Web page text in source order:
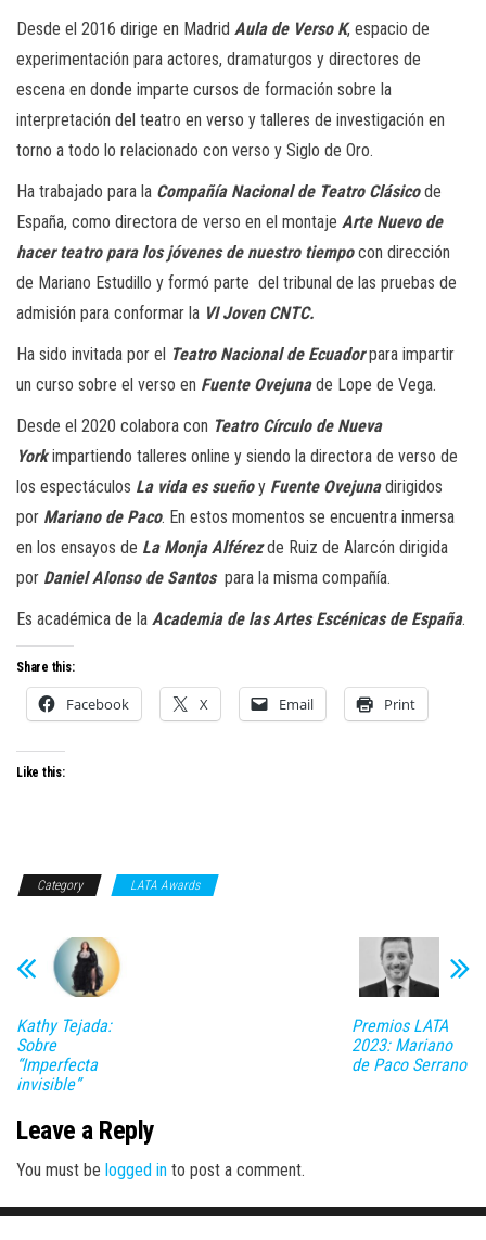
Desde el 2016 dirige en Madrid Aula de Verso K, espacio de
experimentación para actores, dramaturgos y directores de
escena en donde imparte cursos de formación sobre la
interpretación del teatro en verso y talleres de investigación en
torno a todo lo relacionado con verso y Siglo de Oro.
Ha trabajado para la Compañía Nacional de Teatro Clásicode
España, como directora de verso en el montaje Arte Nuevo de
hacer teatro para los jóvenes de nuestro tiempo con dirección
de Mariano Estudillo y formó parte del tribunal de las pruebas de
admisión para conformar la VI Joven CNTC.
Ha sido invitada por el Teatro Nacional de Ecuadorpara impartir
un curso sobre el verso en Fuente Ovejunade Lope de Vega.
Desde el 2020 colabora con Teatro Círculo de Nueva
Yorkimpartiendo talleres online y siendo la directora de verso de
los espectáculos La vida es sueñoy Fuente Ovejunadirigidos
por Mariano de Paco. En estos momentos se encuentra inmersa
en los ensayos de La Monja Alférezde Ruiz de Alarcón dirigida
por Daniel Alonso de Santospara la misma compañía.
Es académica de la Academia de las Artes Escénicas de España.
Share this:
Facebook X Email Print
Like this:
Category LATA Awards
Kathy Tejada:
Sobre
“Imperfecta
invisible”
Premios LATA
2023: Mariano
de Paco Serrano
Leave a Reply
You must be logged in to post a comment.